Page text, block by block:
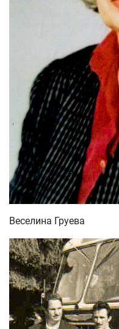
Веселина Груева